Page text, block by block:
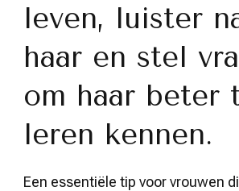
leven, luister
haar en stel
om haar beter
leren kennen.
Een essentiële tip voor vrouwen